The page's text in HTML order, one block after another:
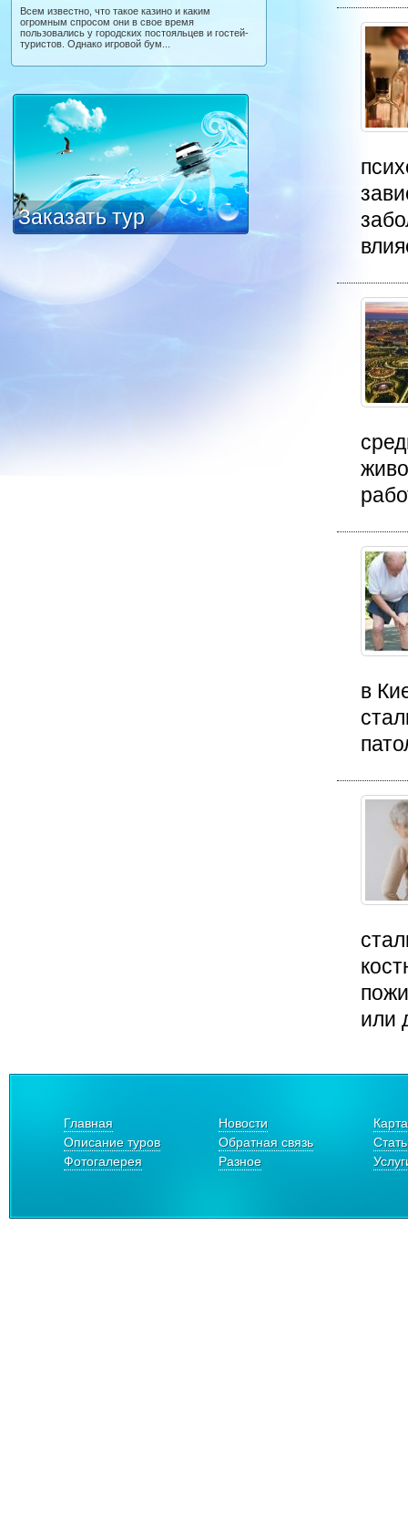
Всем известно, что такое казино и каким
огромным спросом они в свое время
пользовались у городских постояльцев и гостей-
туристов. Однако игровой бум...
Заказать тур
в
или
Главная Новости
Описание туров
Обратная связь
Фотогалерея
Разное